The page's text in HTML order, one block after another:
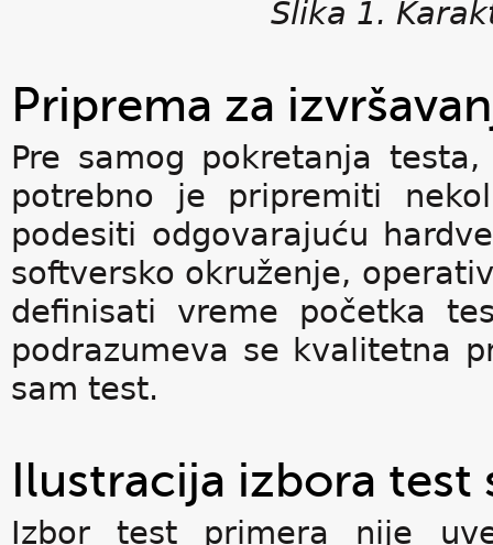
Slika 1.
Priprema za
Pre samog pokretanja
potrebno je pripremiti
podesiti odgovarajuću
softversko okruženje,
definisati vreme početka
podrazumeva se kvalitetna
sam test.
Ilustracija izbora test
Izbor test primera nije